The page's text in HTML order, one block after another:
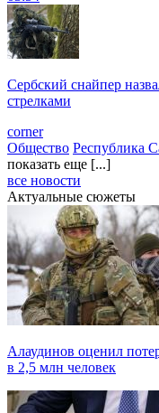
Сербский снайпер
стрелками
corner
Общество Республика
показать еще [...]
все новости
Актуальные сюжеты
Алаудинов оценил
в 2,5 млн человек